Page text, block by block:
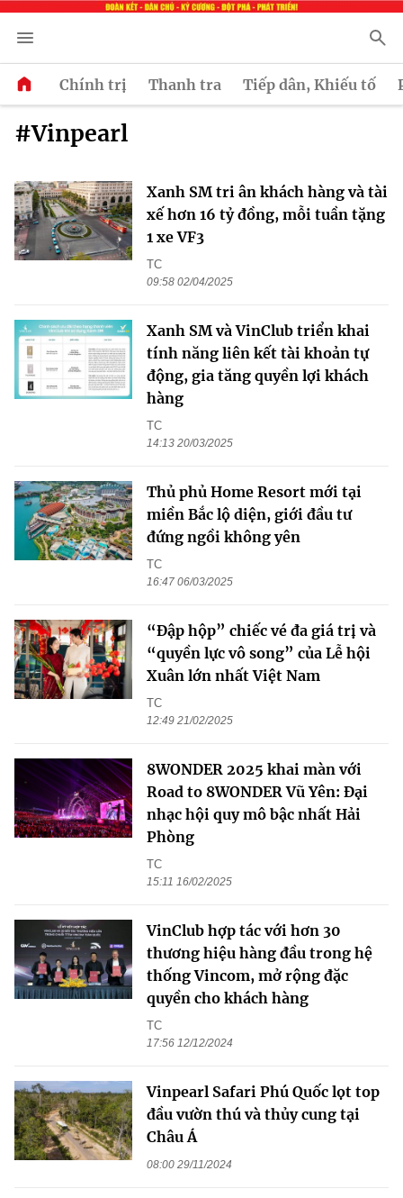
Chính trị Thanh tra Tiếp dân, Khiếu tố
#Vinpearl
Xanh SM tri ân khách hàng và tài
xế hơn 16 tỷ đồng, mỗi tuần tặng
1 xe VF3
TC
09:58 02/04/2025
Xanh SM và VinClub triển khai
tính năng liên kết tài khoản tự
động, gia tăng quyền lợi khách
hàng
TC
14:13 20/03/2025
Thủ phủ Home Resort mới tại
miền Bắc lộ diện, giới đầu tư
đứng ngồi không yên
TC
16:47 06/03/2025
“Đập hộp” chiếc vé đa giá trị và
“quyền lực vô song” của Lễ hội
Xuân lớn nhất Việt Nam
TC
12:49 21/02/2025
8WONDER 2025 khai màn với
Road to 8WONDER Vũ Yên: Đại
nhạc hội quy mô bậc nhất Hải
Phòng
TC
15:11 16/02/2025
VinClub hợp tác với hơn 30
thương hiệu hàng đầu trong hệ
thống Vincom, mở rộng đặc
quyền cho khách hàng
TC
17:56 12/12/2024
Vinpearl Safari Phú Quốc lọt top
đầu vườn thú và thủy cung tại
Châu Á
08:00 29/11/2024